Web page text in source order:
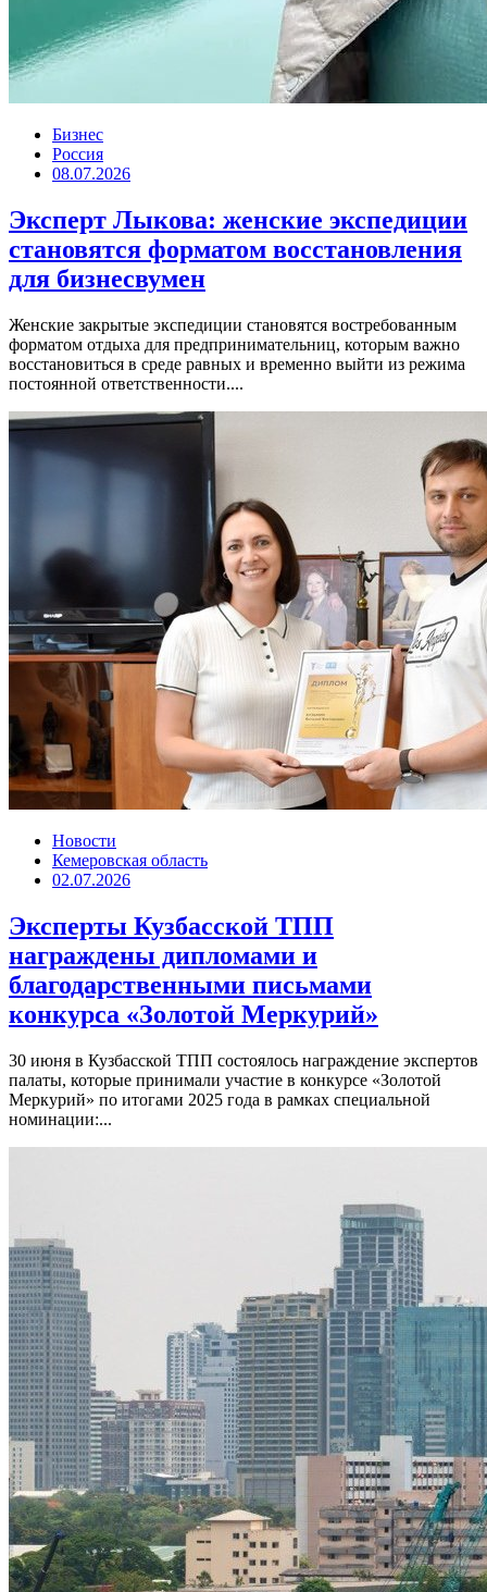
Бизнес
Россия
08.07.2026
Эксперт Лыкова: женские экспедиции
становятся форматом восстановления
для бизнесвумен
Женские закрытые экспедиции становятся востребованным
форматом отдыха для предпринимательниц, которым важно
восстановиться в среде равных и временно выйти из режима
постоянной ответственности....
Новости
Кемеровская область
02.07.2026
Эксперты Кузбасской ТПП
награждены дипломами и
благодарственными письмами
конкурса «Золотой Меркурий»
30 июня в Кузбасской ТПП состоялось награждение экспертов
палаты, которые принимали участие в конкурсе «Золотой
Меркурий» по итогами 2025 года в рамках специальной
номинации:...